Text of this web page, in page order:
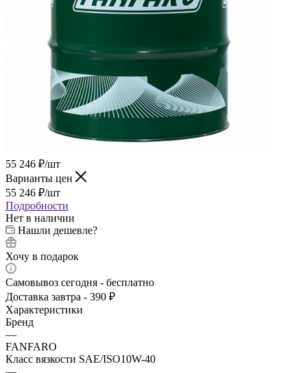
55 246 ₽/шт
Варианты цен
55 246 ₽/шт
Подробности
Нет в наличии
Нашли дешевле?
Хочу в подарок
Самовывоз сегодня - бесплатно
Доставка завтра - 390 ₽
Характеристики
Бренд
—
FANFARO
Класс вязкости SAE/ISO10W-40